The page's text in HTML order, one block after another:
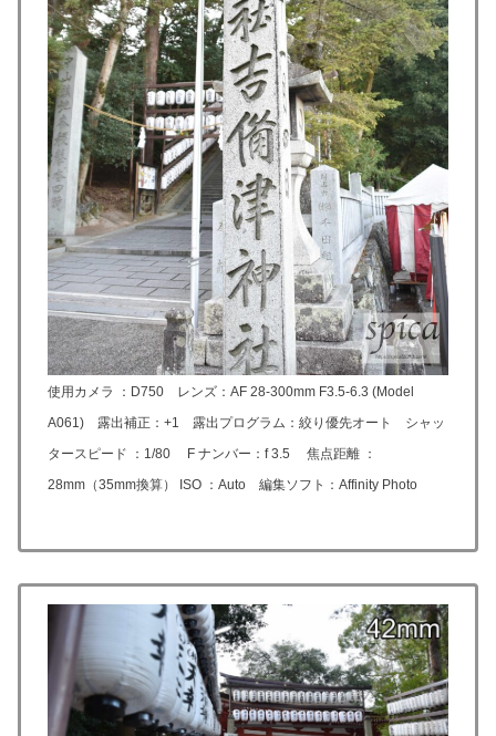
使用カメラ ：D750 レンズ： AF 28-300mm F3.5-6.3 (Model
A061) 露出補正：+1 露出プログラム：絞り優先オート シャッ
タースピード ：1/80 F ナンバー：f 3.5 焦点距離 ：
28mm（35mm換算） ISO ：Auto 編集ソフト：Affinity Photo